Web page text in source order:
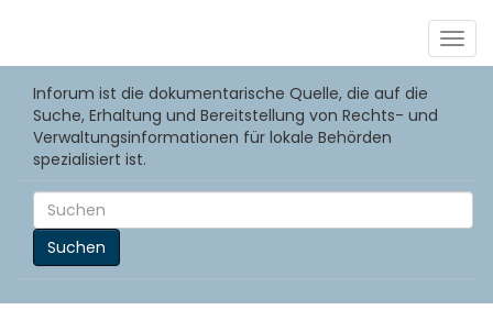
Inforum ist die dokumentarische Quelle, die auf die
Suche, Erhaltung und Bereitstellung von Rechts- und
Verwaltungsinformationen für lokale Behörden
spezialisiert ist.
Suchen